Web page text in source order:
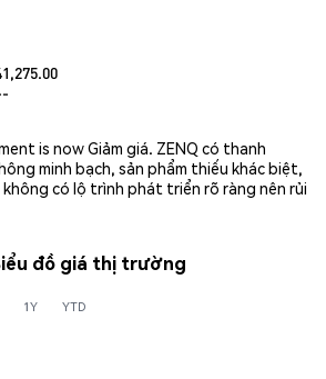
is now Giảm giá. ZENQ có thanh
minh bạch, sản phẩm thiếu khác biệt,
không có lộ trình phát triển rõ ràng nên rủi
đồ giá thị trường
1Y YTD